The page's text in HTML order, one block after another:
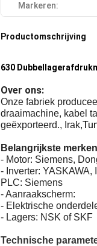
Markeren:
Productomschrijving
630
Over ons:
Onze fabriek
draaimachine, kabel
geëxporteerd., Irak,
Belangrijkste
- Motor: Siemens,
- Inverter:
PLC: Siemens
- Aanraakscherm:
- Elektrische
- Lagers: NSK of SKF
Technische